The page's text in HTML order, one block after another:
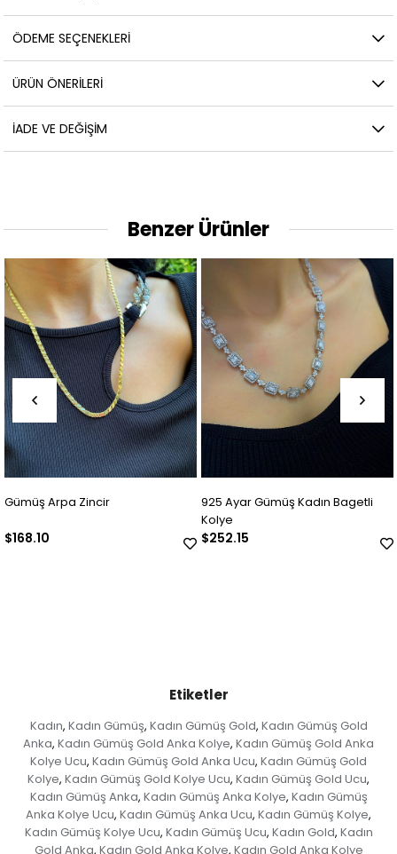
ÖDEME SEÇENEKLERI
ÜRÜN ÖNERILERI
İADE VE DEĞIŞIM
Benzer Ürünler
925 Ayar Gümüş Kadın Bagetli
Kadın 925 Ayar
Etiketler
Kadın, Kadın Gümüş, Kadın Gümüş Gold, Kadın Gümüş Gold
Anka, Kadın Gümüş Gold Anka Kolye, Kadın Gümüş Gold Anka
Kolye Ucu, Kadın Gümüş Gold Anka Ucu, Kadın Gümüş Gold
Kolye, Kadın Gümüş Gold Kolye Ucu, Kadın Gümüş Gold Ucu,
Kadın Gümüş Anka, Kadın Gümüş Anka Kolye, Kadın Gümüş
Anka Kolye Ucu, Kadın Gümüş Anka Ucu, Kadın Gümüş Kolye,
Kadın Gümüş Kolye Ucu, Kadın Gümüş Ucu, Kadın Gold, Kadın
Gold Anka, Kadın Gold Anka Kolye, Kadın Gold Anka Kolye